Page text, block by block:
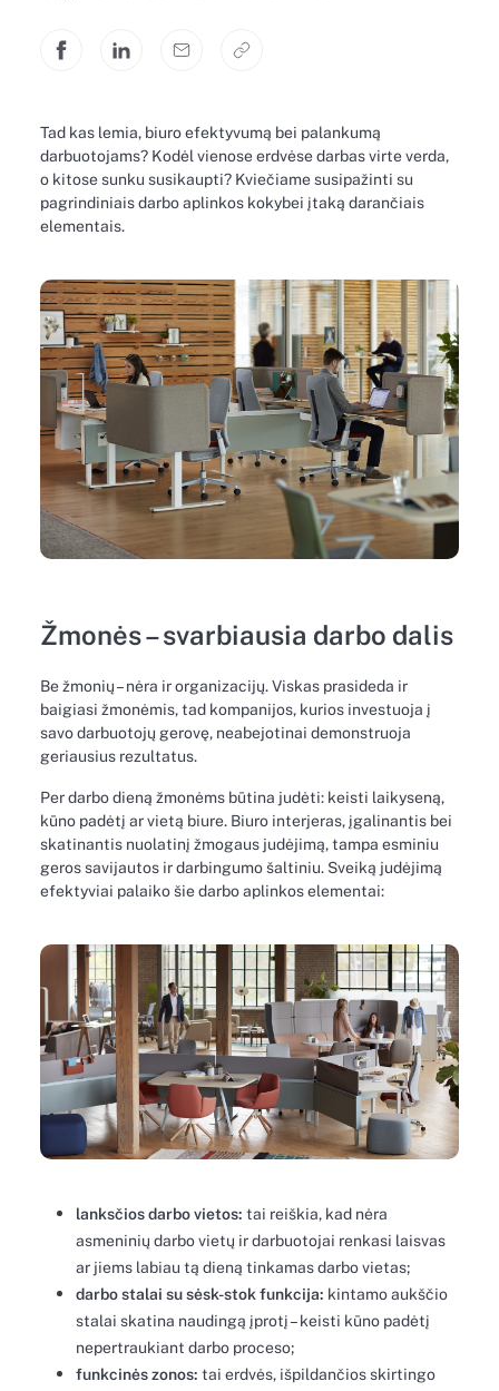
Tad kas lemia, biuro efektyvumą bei palankumą
darbuotojams? Kodėl vienose erdvėse darbas virte verda,
o kitose sunku susikaupti? Kviečiame susipažinti su
pagrindiniais darbo aplinkos kokybei įtaką darančiais
elementais.
Žmonės – svarbiausia darbo dalis
Be žmonių – nėra ir organizacijų. Viskas prasideda ir
baigiasi žmonėmis, tad kompanijos, kurios investuoja į
savo darbuotojų gerovę, neabejotinai demonstruoja
geriausius rezultatus.
Per darbo dieną žmonėms būtina judėti: keisti laikyseną,
kūno padėtį ar vietą biure. Biuro interjeras, įgalinantis bei
skatinantis nuolatinį žmogaus judėjimą, tampa esminiu
geros savijautos ir darbingumo šaltiniu. Sveiką judėjimą
efektyviai palaiko šie darbo aplinkos elementai:
lanksčios darbo vietos: tai reiškia, kad nėra
asmeninių darbo vietų ir darbuotojai renkasi laisvas
ar jiems labiau tą dieną tinkamas darbo vietas;
darbo stalai su sėsk-stok funkcija: kintamo aukščio
stalai skatina naudingą įprotį – keisti kūno padėtį
nepertraukiant darbo proceso;
funkcinės zonos: tai erdvės, išpildančios skirtingo